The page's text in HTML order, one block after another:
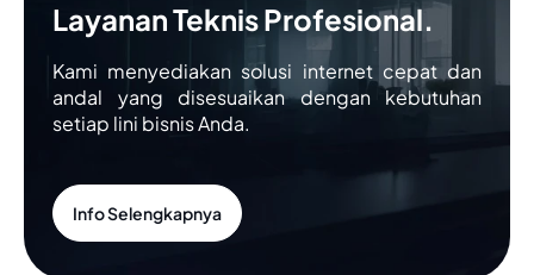
Layanan Teknis Profesional.
Kami menyediakan solusi internet cepat dan
andal yang disesuaikan dengan kebutuhan
setiap lini bisnis Anda.
Info Selengkapnya